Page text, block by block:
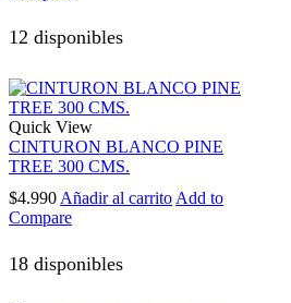
12 disponibles
Quick View
CINTURON BLANCO PINE
TREE 300 CMS.
$4.990 Añadir al carrito Add to
Compare
18 disponibles